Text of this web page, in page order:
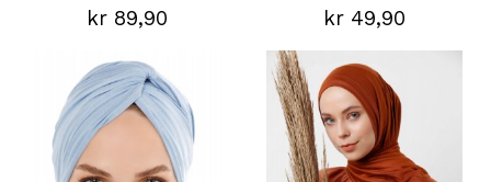
kr 89,90 kr 49,90